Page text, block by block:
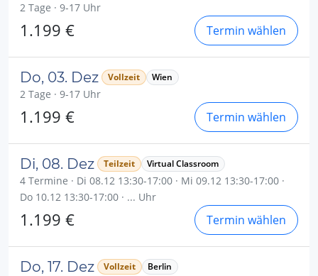
2 Tage · 9-17 Uhr
1.199 € Termin wählen
Do, 03. Dez Vollzeit Wien
2 Tage · 9-17 Uhr
1.199 € Termin wählen
Di, 08. Dez Teilzeit Virtual Classroom
4 Termine · Di 08.12 13:30-17:00 · Mi 09.12 13:30-17:00 ·
Do 10.12 13:30-17:00 · ... Uhr
1.199 € Termin wählen
Do, 17. Dez Vollzeit Berlin